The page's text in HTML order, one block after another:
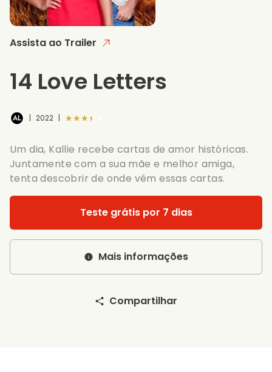
Assista ao Trailer
14 Love Letters
| 2022 | ★★★★★
Um dia, Kallie recebe cartas de amor históricas.
Juntamente com a sua mãe e melhor amiga,
tenta descobrir de onde vêm essas cartas.
Teste grátis por 7 dias
Mais informações
Compartilhar